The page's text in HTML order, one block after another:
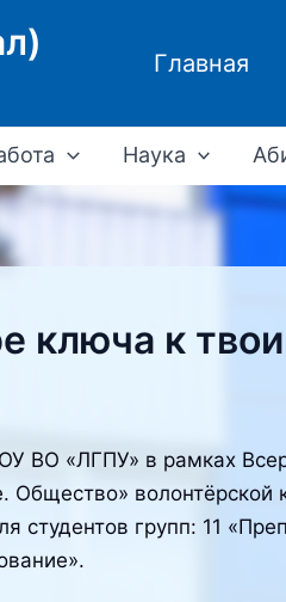
Главная
Наука
ключа к
ВО «ЛГПУ» в рамках
волонтёрской
групп: 11